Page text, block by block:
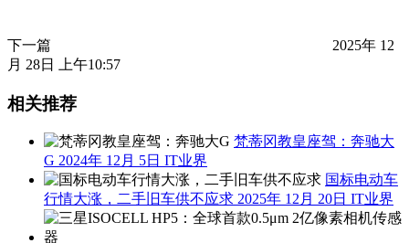
下一篇
2025年 12
月 28日 上午10:57
相关推荐
梵蒂冈教皇座驾：奔驰大
G 2024年 12月 5日 IT业界
国标电动车
行情大涨，二手旧车供不应求 2025年 12月 20日 IT业界